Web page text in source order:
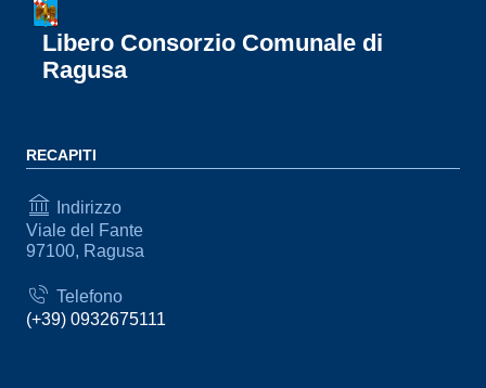
Libero Consorzio Comunale di
Ragusa
RECAPITI
Indirizzo
Viale del Fante
97100, Ragusa
Telefono
(+39) 0932675111